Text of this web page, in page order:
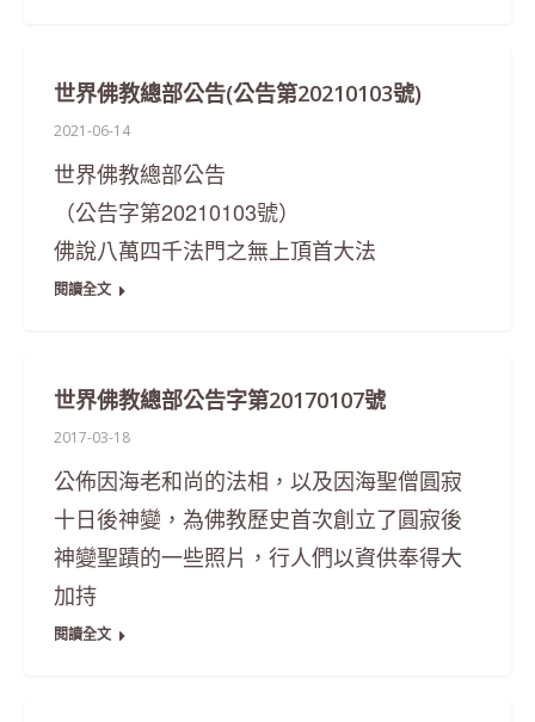
世界佛教總部公告(公告第20210103號)
2021-06-14
世界佛教總部公告
（公告字第20210103號）
佛說八萬四千法門之無上頂首大法
閱讀全文
世界佛教總部公告字第20170107號
2017-03-18
公佈因海老和尚的法相，以及因海聖僧圓寂
十日後神變，為佛教歷史首次創立了圓寂後
神變聖蹟的一些照片，行人們以資供奉得大
加持
閱讀全文